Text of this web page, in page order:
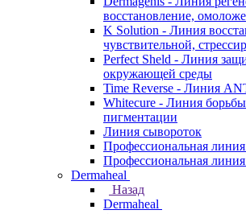
восстановление,
K Solution - Линия
чувствительной,
Perfect Sheld - Линия
окружающей среды
Time Reverse - Линия
Whitecure - Линия
пигментации
Линия сывороток
Профессиональная
Профессиональная
Dermaheal
Назад
Dermaheal